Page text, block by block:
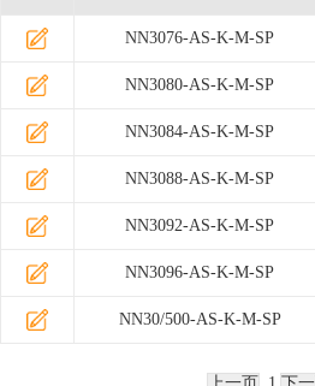
NN3076-AS-K-M-SP
NN3080-AS-K-M-SP
NN3084-AS-K-M-SP
NN3088-AS-K-M-SP
NN3092-AS-K-M-SP
NN3096-AS-K-M-SP
NN30/500-AS-K-M-SP